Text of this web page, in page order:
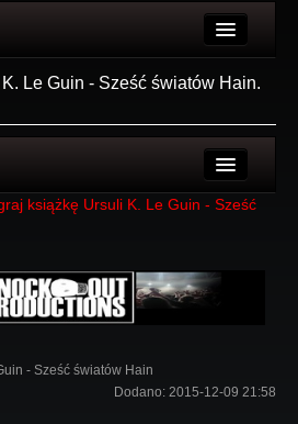
Le Guin - Sześć światów Hain.
książkę Ursuli K. Le Guin - Sześć
- Sześć światów Hain
Dodano: 2015-12-09 21:58